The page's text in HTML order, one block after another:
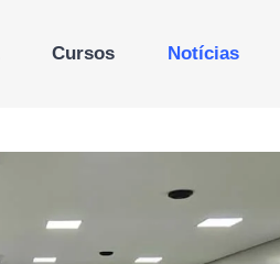
Cursos Notícias